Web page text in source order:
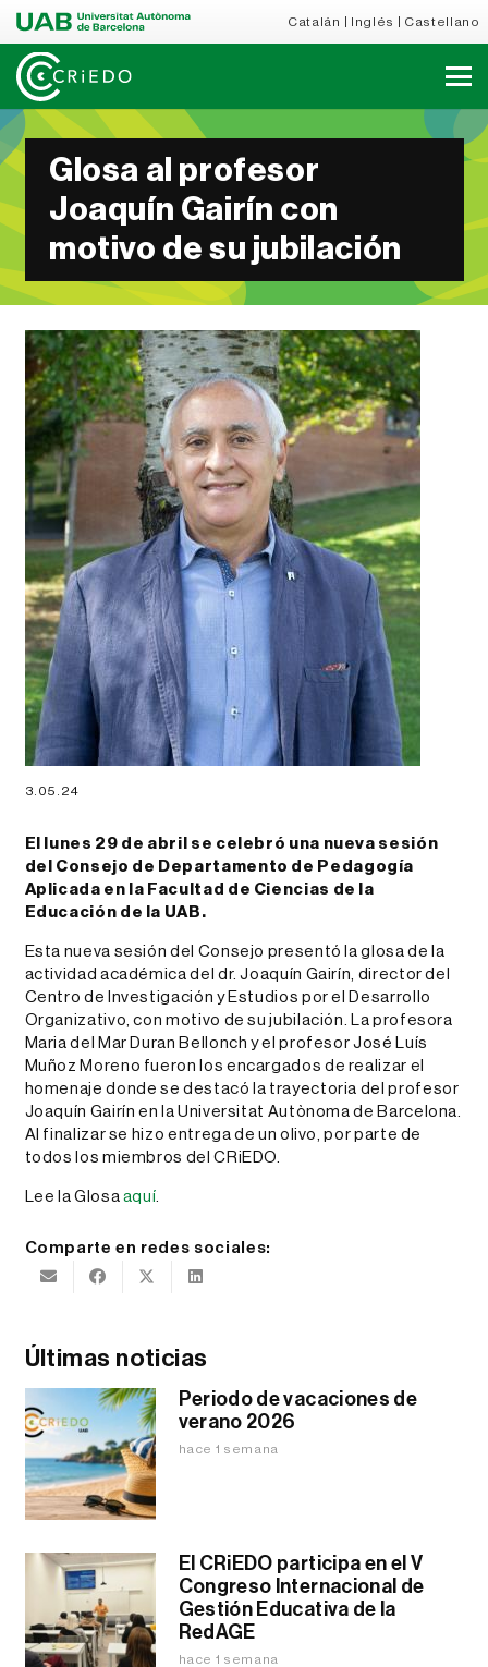
Catalán Inglés Castellano
Glosa al profesor
Joaquín Gairín con
motivo de su jubilación
3.05.24
El lunes 29 de abril se celebró una nueva sesión
del Consejo de Departamento de Pedagogía
Aplicada en la Facultad de Ciencias de la
Educación de la UAB.
Esta nueva sesión del Consejo presentó la glosa de la
actividad académica del dr. Joaquín Gairín, director del
Centro de Investigación y Estudios por el Desarrollo
Organizativo, con motivo de su jubilación. La profesora
Maria del Mar Duran Bellonch y el profesor José Luís
Muñoz Moreno fueron los encargados de realizar el
homenaje donde se destacó la trayectoria del profesor
Joaquín Gairín en la Universitat Autònoma de Barcelona.
Al finalizar se hizo entrega de un olivo, por parte de
todos los miembros del CRiEDO.
Lee la Glosa aquí
Comparte en redes sociales:
Últimas noticias
Periodo de vacaciones de
verano 2026
hace 1 semana
El CRiEDO participa en el V
Congreso Internacional de
Gestión Educativa de la
RedAGE
hace 1 semana